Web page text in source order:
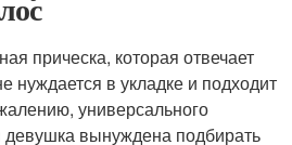
прическа, которая отвечает
нуждается в укладке и подходит
универсального
вынуждена подбирать